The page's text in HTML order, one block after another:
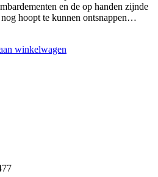
en de op handen zijnde
hoopt te kunnen ontsnappen…
winkelwagen